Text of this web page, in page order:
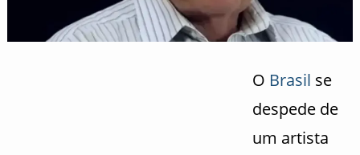
O Brasil se
despede de
um artista